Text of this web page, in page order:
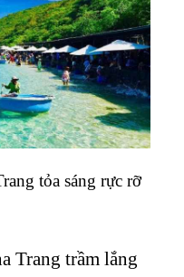
tỏa sáng rực rỡ
Trang trầm lắng